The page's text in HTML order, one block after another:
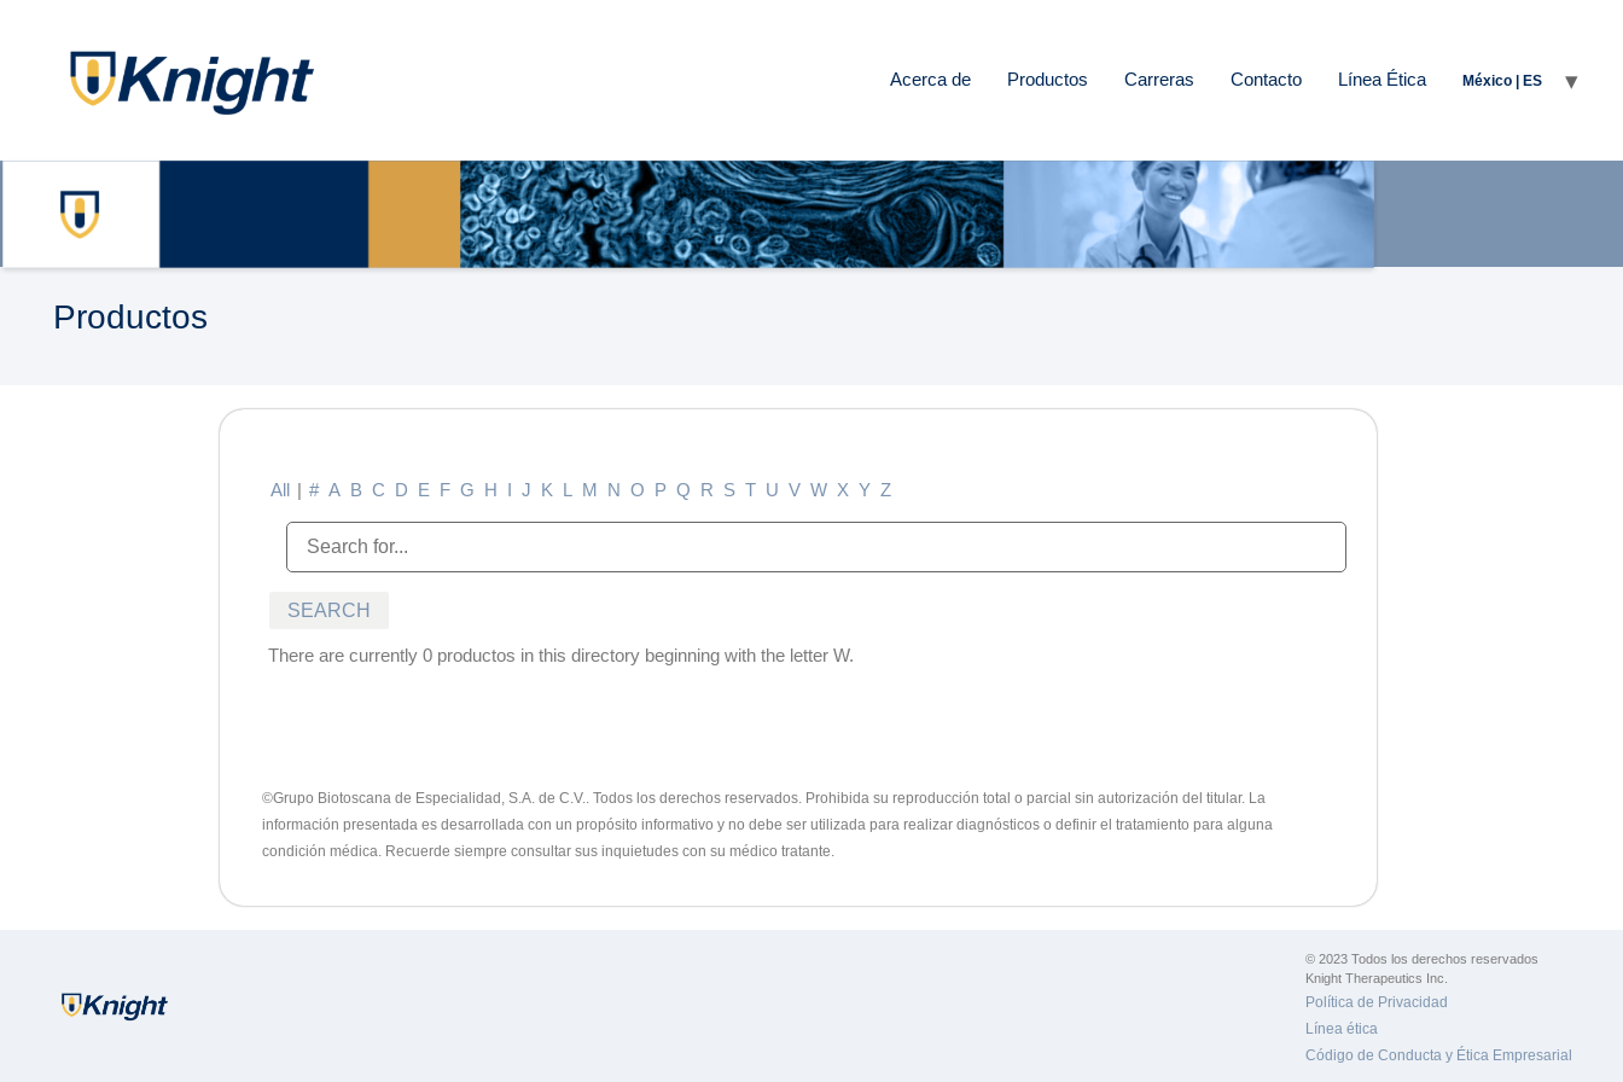
Acerca de Productos Carreras Contacto Línea Ética México | ES
Productos
All | # A B C D E F G H I J K L M N O P Q R S T U V W X Y Z
There are currently 0 productos in this directory beginning with the letter W.
©Grupo Biotoscana de Especialidad, S.A. de C.V.. Todos los derechos reservados. Prohibida su reproducción total o parcial sin autorización del titular. La
información presentada es desarrollada con un propósito informativo y no debe ser utilizada para realizar diagnósticos o definir el tratamiento para alguna
condición médica. Recuerde siempre consultar sus inquietudes con su médico tratante.
© 2023 Todos los derechos reservados
Knight Therapeutics Inc.
Política de Privacidad
Línea ética
Código de Conducta y Ética Empresarial